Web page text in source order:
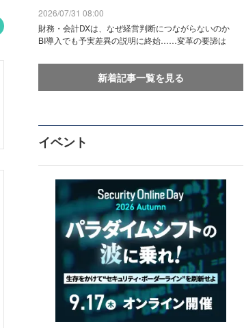
2026/07/31 08:00
財務・会計DXは、なぜ経営判断につながらないのか
BI導入でも予実差異の説明に終始……変革の要諦は
新着記事一覧を見る
イベント